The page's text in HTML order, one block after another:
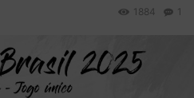
1
1884